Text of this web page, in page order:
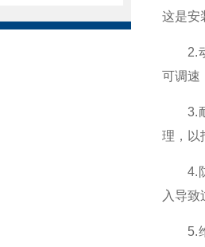
这是安
2.动
可调速
3.耐
理，以
4.防
入导
5.维